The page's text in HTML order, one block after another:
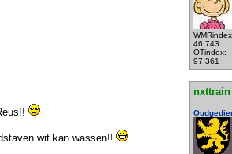
46.743
OTindex:
97.361
nxttrain
wit kan wassen!!